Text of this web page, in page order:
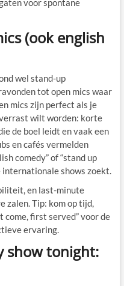
voor spontane
(ook english
wel stand-up
tot open mics waar
mics zijn perfect als je
wilt worden: korte
de boel leidt en vaak een
en cafés vermelden
comedy” of “stand up
internationale shows zoekt.
en last-minute
zalen. Tip: kom op tijd,
come, first served” voor de
ervaring.
show tonight: